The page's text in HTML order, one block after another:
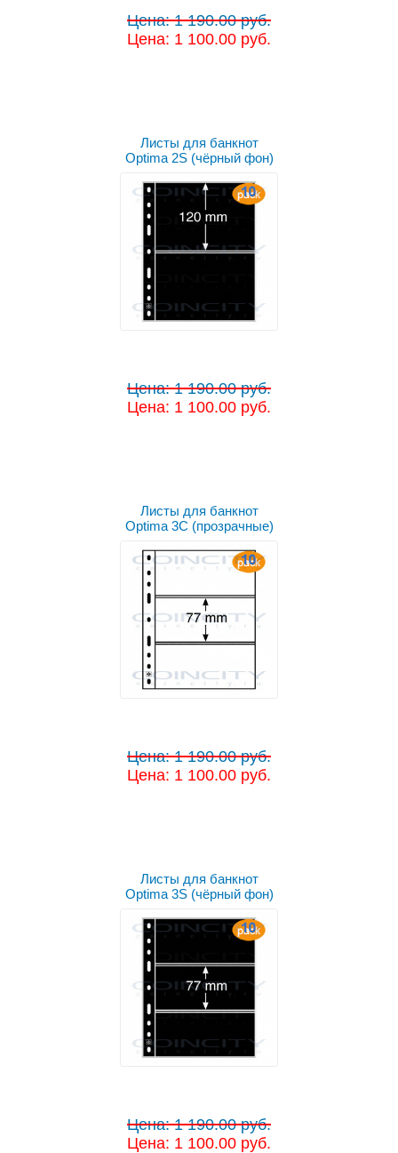
Цена: 1 190.00 руб.
Цена: 1 100.00 руб.
Листы для банкнот
Optima 2S (чёрный фон)
Цена: 1 190.00 руб.
Цена: 1 100.00 руб.
Листы для банкнот
Optima 3C (прозрачные)
Цена: 1 190.00 руб.
Цена: 1 100.00 руб.
Листы для банкнот
Optima 3S (чёрный фон)
Цена: 1 190.00 руб.
Цена: 1 100.00 руб.